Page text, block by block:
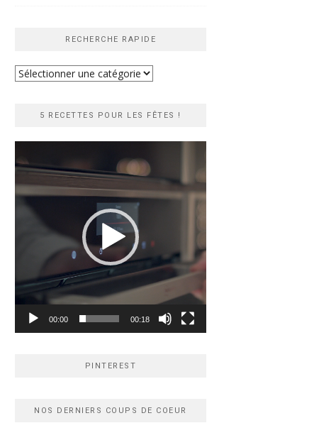
RECHERCHE RAPIDE
Recherche
5 RECETTES POUR LES FÊTES !
vidéo
00:00 00:18
PINTEREST
NOS DERNIERS COUPS DE COEUR